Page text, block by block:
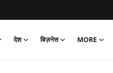
देश बिज़नेस
MORE